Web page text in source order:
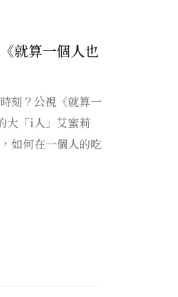
就算一個人也
刻？公視《就算一
大「i人」艾蜜莉
如何在一個人的吃